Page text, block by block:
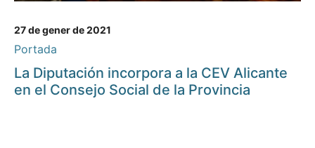
27 de gener de 2021
Portada
La Diputación incorpora a la CEV Alicante
en el Consejo Social de la Provincia